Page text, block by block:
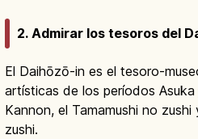
2. Admirar los tesoros del
El Daihōzō-in es el tesoro-
artísticas de los períodos
Kannon, el Tamamushi no
zushi.